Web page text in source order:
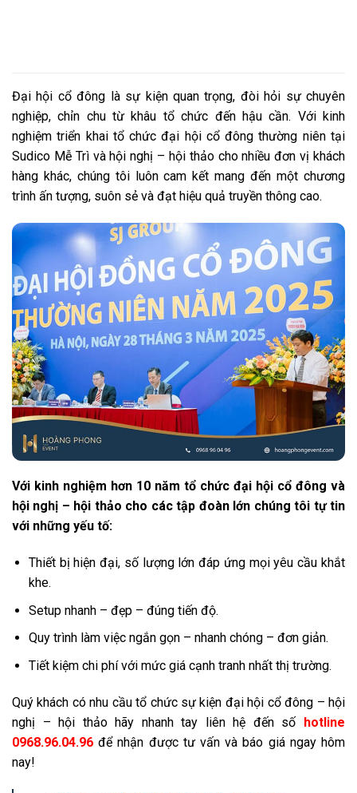
Đại hội cổ đông là sự kiện quan trọng, đòi hỏi sự chuyên
nghiệp, chỉn chu từ khâu tổ chức đến hậu cần. Với kinh
nghiệm triển khai tổ chức đại hội cổ đông thường niên tại
Sudico Mễ Trì và hội nghị – hội thảo cho nhiều đơn vị khách
hàng khác, chúng tôi luôn cam kết mang đến một chương
trình ấn tượng, suôn sẻ và đạt hiệu quả truyền thông cao.
Với kinh nghiệm hơn 10 năm tổ chức đại hội cổ đông và
hội nghị – hội thảo cho các tập đoàn lớn chúng tôi tự tin
với những yếu tố:
Thiết bị hiện đại, số lượng lớn đáp ứng mọi yêu cầu khắt
khe.
Setup nhanh – đẹp – đúng tiến độ.
Quy trình làm việc ngắn gọn – nhanh chóng – đơn giản.
Tiết kiệm chi phí với mức giá cạnh tranh nhất thị trường.
Quý khách có nhu cầu tổ chức sự kiện đại hội cổ đông – hội
nghị – hội thảo hãy nhanh tay liên hệ đến số hotline
0968.96.04.96 để nhận được tư vấn và báo giá ngay hôm
nay!